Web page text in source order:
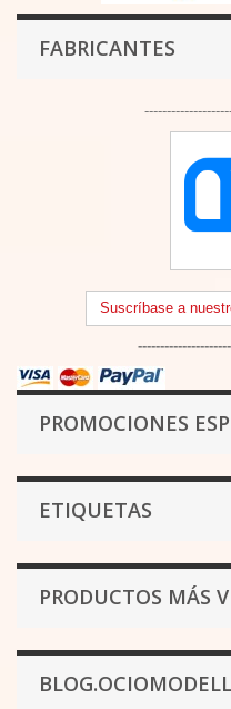
FABRICANTES
Suscríbase a
PROMOCIONES
ETIQUETAS
PRODUCTOS MÁS